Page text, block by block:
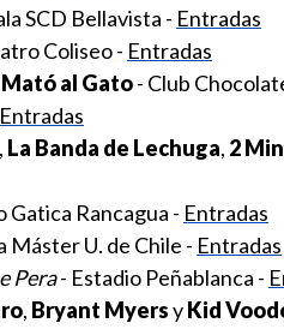
SCD Bellavista - Entradas
Coliseo - Entradas
al Gato- Club
Entradas
, La Banda de Lechuga, 2
Gatica Rancagua - Entradas
Máster U. de Chile - Entradas
Pera- Estadio Peñablanca -
, Bryant MyersyKid